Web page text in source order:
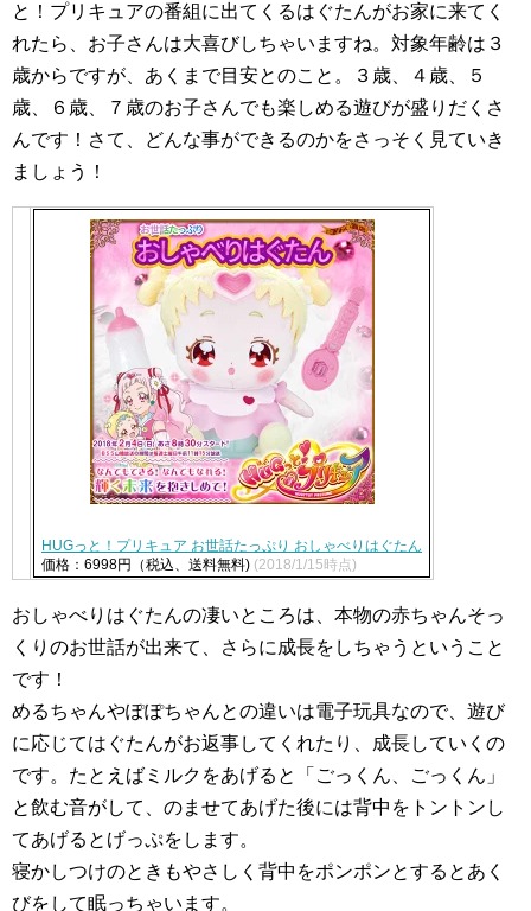
と！プリキュアの番組に出てくるはぐたんがお家に来てく
れたら、お子さんは大喜びしちゃいますね。対象年齢は３
歳からですが、あくまで目安とのこと。３歳、４歳、５
歳、６歳、７歳のお子さんでも楽しめる遊びが盛りだくさ
んです！さて、どんな事ができるのかをさっそく見ていき
ましょう！
HUGっと！プリキュア お世話たっぷり おしゃべりはぐたん
価格：6998円（税込、送料無料) (2018/1/15時点)
おしゃべりはぐたんの凄いところは、本物の赤ちゃんそっ
くりのお世話が出来て、さらに成長をしちゃうということ
です！
めるちゃんやぽぽちゃんとの違いは電子玩具なので、遊び
に応じてはぐたんがお返事してくれたり、成長していくの
です。たとえばミルクをあげると「ごっくん、ごっくん」
と飲む音がして、のませてあげた後には背中をトントンし
てあげるとげっぷをします。
寝かしつけのときもやさしく背中をポンポンとするとあく
びをして眠っちゃいます。